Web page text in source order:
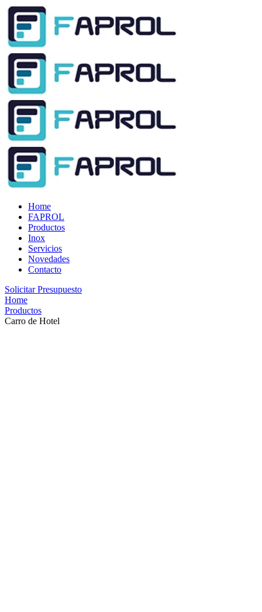
Home
FAPROL
Productos
Inox
Servicios
Novedades
Contacto
Solicitar Presupuesto
Home
Productos
Carro de Hotel